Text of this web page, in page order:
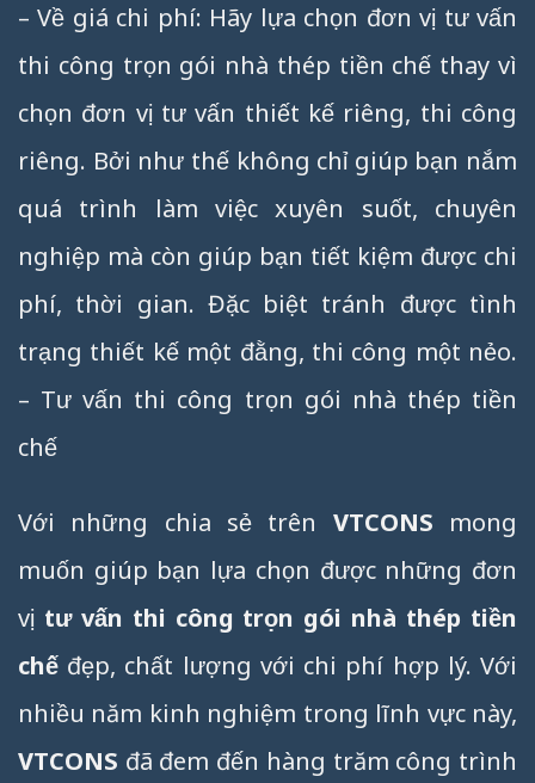
– Về giá chi phí: Hãy lựa chọn đơn vị tư vấn
thi công trọn gói nhà thép tiền chế thay vì
chọn đơn vị tư vấn thiết kế riêng, thi công
riêng. Bởi như thế không chỉ giúp bạn nắm
quá trình làm việc xuyên suốt, chuyên
nghiệp mà còn giúp bạn tiết kiệm được chi
phí, thời gian. Đặc biệt tránh được tình
trạng thiết kế một đằng, thi công một nẻo.
– Tư vấn thi công trọn gói nhà thép tiền
chế
Với những chia sẻ trên VTCONS mong
muốn giúp bạn lựa chọn được những đơn
vị tư vấn thi công trọn gói nhà thép tiền
chế đẹp, chất lượng với chi phí hợp lý. Với
nhiều năm kinh nghiệm trong lĩnh vực này,
VTCONS đã đem đến hàng trăm công trình